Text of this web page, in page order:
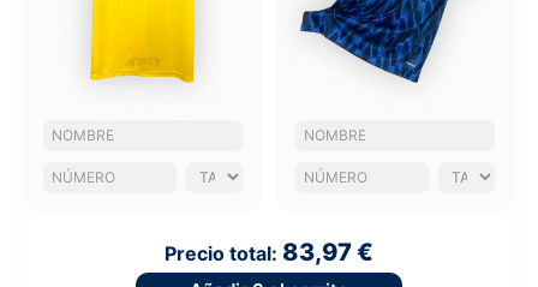
Precio total: 83,97 €